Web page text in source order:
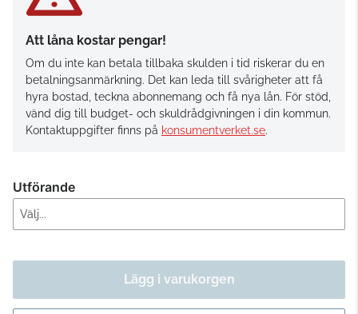
Att låna kostar pengar!
Om du inte kan betala tillbaka skulden i tid riskerar du en
betalningsanmärkning. Det kan leda till svårigheter att få
hyra bostad, teckna abonnemang och få nya lån. För stöd,
vänd dig till budget- och skuldrådgivningen i din kommun.
Kontaktuppgifter finns på konsumentverket.se.
Utförande
Lägg i varukorgen